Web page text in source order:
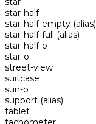
star-half
star-half-empty (alias)
star-half-full (alias)
star-half-o
star-o
street-view
suitcase
sun-o
support (alias)
tablet